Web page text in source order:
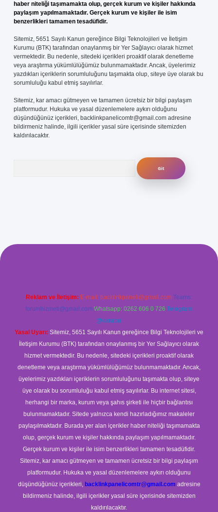
haber niteliği taşımamakta olup, gerçek kurum ve kişiler hakkında
paylaşım yapılmamaktadır. Gerçek kurum ve kişiler ile isim
benzerlikleri tamamen tesadüfidir.
Sitemiz, 5651 Sayılı Kanun gereğince Bilgi Teknolojileri ve İletişim
Kurumu (BTK) tarafından onaylanmış bir Yer Sağlayıcı olarak hizmet
vermektedir. Bu nedenle, sitedeki içerikleri proaktif olarak denetleme
veya araştırma yükümlülüğümüz bulunmamaktadır. Ancak, üyelerimiz
yazdıkları içeriklerin sorumluluğunu taşımakta olup, siteye üye olarak bu
sorumluluğu kabul etmiş sayılırlar.
Sitemiz, kar amacı gütmeyen ve tamamen ücretsiz bir bilgi paylaşım
platformudur. Hukuka ve yasal düzenlemelere aykırı olduğunu
düşündüğünüz içerikleri, backlinkpanelicomtr@gmail.com adresine
bildirmeniz halinde, ilgili içerikler yasal süre içerisinde sitemizden
kaldırılacaktır.
Reklam ve İletişim: E-mail: backlinkpaneli@gmail.com Teams:
forumhizmeti@gmail.com Whatsapp: 0262 606 0 726 Telegram:
@karabul
Yasal Uyarı: Sitemiz, 5651 Sayılı Kanun gereğince Bilgi Teknolojileri ve
İletişim Kurumu (BTK) tarafından onaylanmış bir Yer Sağlayıcı olarak
hizmet vermektedir. Bu nedenle, sitedeki içerikleri proaktif olarak
denetleme veya araştırma yükümlülüğümüz bulunmamaktadır. Ancak,
üyelerimiz yazdıkları içeriklerin sorumluluğunu taşımakta olup, siteye
üye olarak bu sorumluluğu kabul etmiş sayılırlar. Bu internet sitesi,
herhangi bir marka, kurum veya şahıs şirketi ile hiçbir bağlantısı
bulunmamaktadır. Sitede yalnızca kendi hazırladığımız makaleler
paylaşılmaktadır. Burada yer alan içerikler haber niteliği taşımamakta
olup, gerçek kurum ve kişiler hakkında paylaşım yapılmamaktadır.
Gerçek kurum ve kişiler ile isim benzerlikleri tamamen tesadüfidir.
Sitemiz, kar amacı gütmeyen ve tamamen ücretsiz bir bilgi paylaşım
platformudur. Hukuka ve yasal düzenlemelere aykırı olduğunu
düşündüğünüz içerikleri, backlinkpanelicomtr@gmail.com adresine
bildirmeniz halinde, ilgili içerikler yasal süre içerisinde sitemizden
kaldırılacaktır.